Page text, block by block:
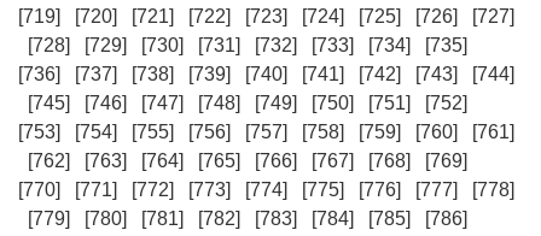
[719]
[720] [721] [722] [723] [724] [725] [726]
[727]
[728]
[729] [730] [731] [732] [733] [734]
[735]
[736]
[737] [738] [739] [740] [741] [742] [743]
[744]
[745]
[746] [747] [748] [749] [750] [751]
[752]
[753]
[754] [755] [756] [757] [758] [759] [760]
[761]
[762]
[763] [764] [765] [766] [767] [768]
[769]
[770]
[771] [772] [773] [774] [775] [776] [777]
[778]
[779]
[780] [781] [782] [783] [784] [785]
[786]